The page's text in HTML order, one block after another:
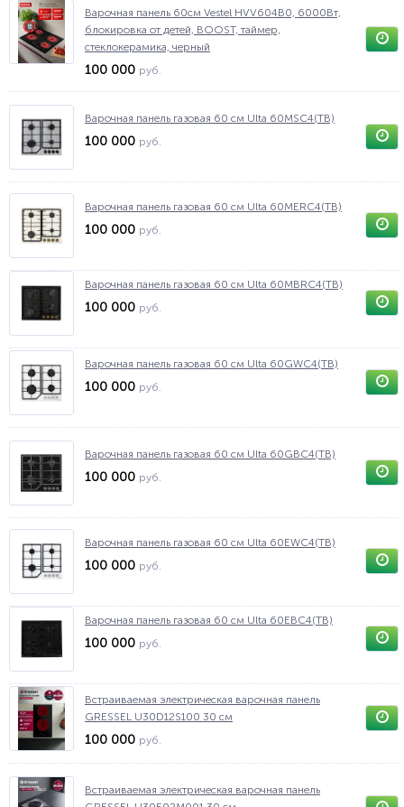
Варочная панель 60см Vestel HVV604B0, 6000Вт,
блокировка от детей, BOOST, таймер,
стеклокерамика, черный
100 000 руб.
Варочная панель газовая 60 см Ulta 60MSC4(TB)
100 000 руб.
Варочная панель газовая 60 см Ulta 60MERС4(TB)
100 000 руб.
Варочная панель газовая 60 см Ulta 60MBRС4(TB)
100 000 руб.
Варочная панель газовая 60 см Ulta 60GWC4(TB)
100 000 руб.
Варочная панель газовая 60 см Ulta 60GBC4(TB)
100 000 руб.
Варочная панель газовая 60 см Ulta 60EWC4(TB)
100 000 руб.
Варочная панель газовая 60 см Ulta 60EBC4(TB)
100 000 руб.
Встраиваемая электрическая варочная панель
GRESSEL U30D12S100 30 см
100 000 руб.
Встраиваемая электрическая варочная панель